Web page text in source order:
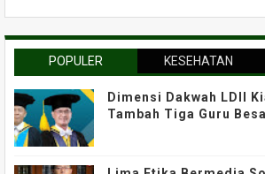
POPULER KESEHATAN
Dimensi Dakwah LDII
Tambah Tiga Guru